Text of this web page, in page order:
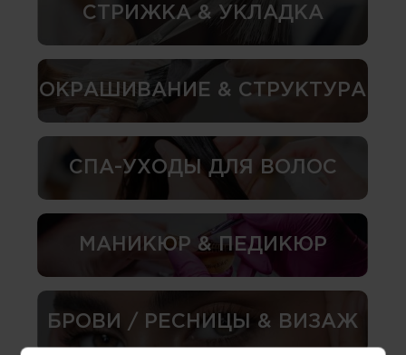
СТРИЖКА & УКЛАДКА
ОКРАШИВАНИЕ & СТРУКТУРА
СПА-УХОДЫ ДЛЯ ВОЛОС
МАНИКЮР & ПЕДИКЮР
БРОВИ / РЕСНИЦЫ & ВИЗАЖ